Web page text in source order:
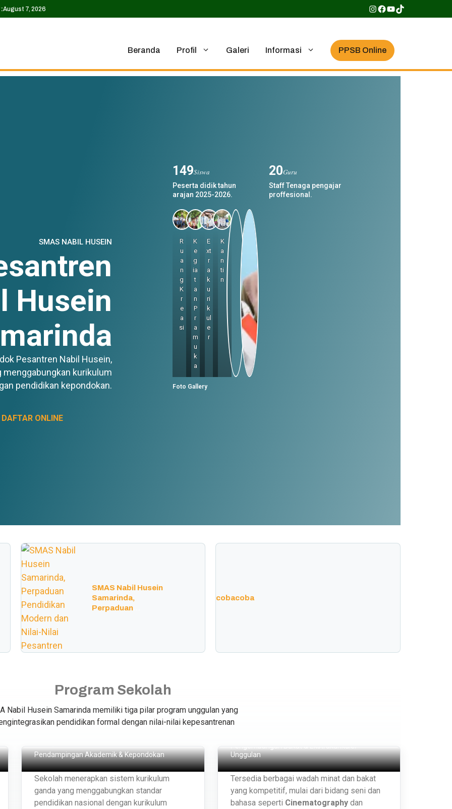
August 7, 2026
Beranda Profil Galeri Informasi PPSB Online
SMAS NABIL HUSEIN
Husein
Pesantren Nabil Husein,
menggabungkan kurikulum
pendidikan kepondokan.
149Siswa
Peserta didik tahun
arajan 2025-2026.
20Guru
Staff Tenaga pengajar
proffesional.
R
u
a
n
g
K
r
e
a
si
K
e
g
ia
t
a
n
P
r
a
m
u
k
a
E
xt
r
a
k
u
ri
k
ul
e
r
K
a
n
ti
n
Foto Gallery
DAFTAR ONLINE
SMAS Nabil Husein
Samarinda,
Perpaduan
cobacoba
Program Sekolah
Nabil Husein Samarinda memiliki tiga pilar program unggulan yang
pendidikan formal dengan nilai-nilai kepesantrenan
Akademik &
Pendampingan Akademik & Kepondokan
Sekolah menerapkan sistem kurikulum
ganda yang menggabungkan standar
pendidikan nasional dengan kurikulum
Pengembangan Bakat & Ekstrakurikuler
Unggulan
Tersedia berbagai wadah minat dan bakat
yang kompetitif, mulai dari bidang seni dan
bahasa seperti Cinematographydan